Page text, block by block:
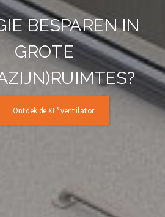
BESPAREN IN
GROTE
Ontdek de XL³ ventilator